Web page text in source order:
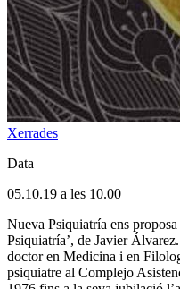
Xerrades
Data
05.10.19 a les 10.00
Nueva Psiquiatría ens
Psiquiatría’, de Javier
doctor en Medicina i en
psiquiatre al Complejo